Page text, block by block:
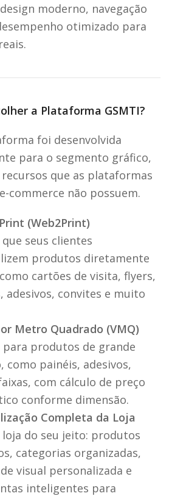
moderno, navegação
otimizado para
a Plataforma GSMTI?
foi desenvolvida
para o segmento gráfico,
que as plataformas
commerce não possuem.
(Web2Print)
seus clientes
produtos diretamente
cartões de visita, flyers,
adesivos, convites e muito
Metro Quadrado (VMQ)
produtos de grande
como painéis, adesivos,
com cálculo de preço
conforme dimensão.
Completa da Loja
loja do seu jeito: produtos
categorias organizadas,
visual personalizada e
inteligentes para